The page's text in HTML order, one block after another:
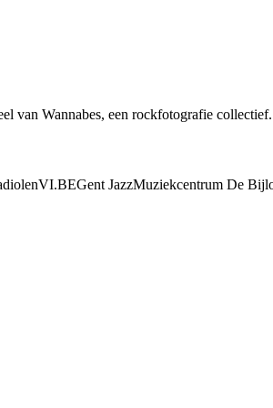
van Wannabes, een rockfotografie collectief.
VI.BEGent JazzMuziekcentrum De